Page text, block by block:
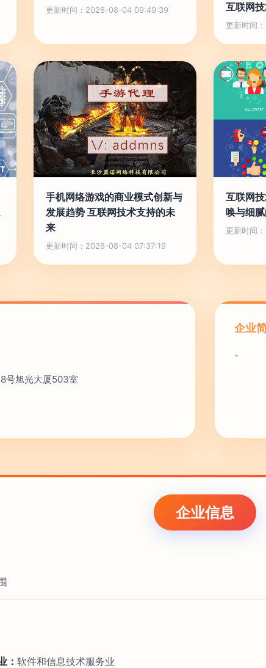
更新时间：2026-08-04 09:49:39
互联网
更新时间
手机网络游戏的商业模式创新与
发展趋势 互联网技术支持的未
来
更新时间：2026-08-04 07:37:19
互联网
唤与细
更新时间
号旭光大厦503室
企业
-
企业信息
： 软件和信息技术服务业